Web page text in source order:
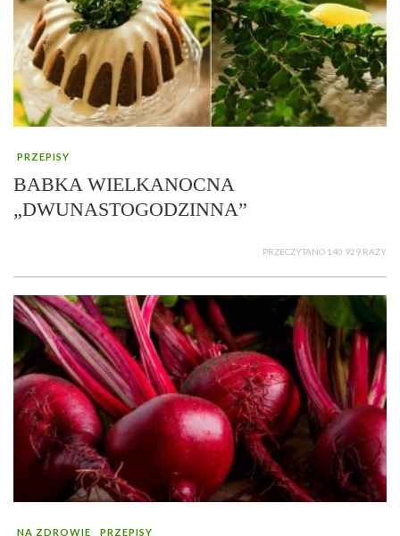
PRZEPISY
BABKA WIELKANOCNA
„DWUNASTOGODZINNA”
PRZECZYTANO 140 929 RAZY
NA ZDROWIE PRZEPISY